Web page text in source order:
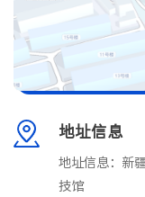
地址信息
地址信息：新
技馆